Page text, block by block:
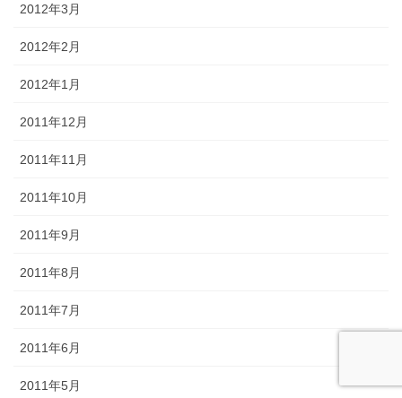
2012年3月
2012年2月
2012年1月
2011年12月
2011年11月
2011年10月
2011年9月
2011年8月
2011年7月
2011年6月
2011年5月